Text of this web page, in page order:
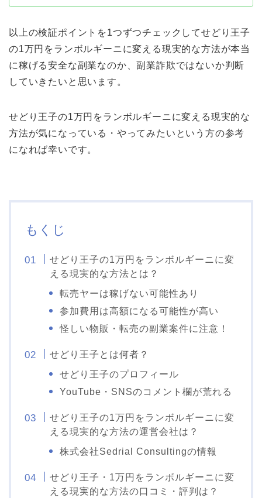
以上の検証ポイントを1つずつチェックしてせどり王子
の1万円をランボルギーニに変える現実的な方法が本当
に稼げる安全な副業なのか、副業詐欺ではないか判断
していきたいと思います。
せどり王子の1万円をランボルギーニに変える現実的な
方法が気になっている・やってみたいという方の参考
になれば幸いです。
もくじ
せどり王子の1万円をランボルギーニに変
える現実的な方法とは？
転売ヤーは稼げない可能性あり
参加費用は高額になる可能性が高い
怪しい物販・転売の副業案件に注意！
せどり王子とは何者？
せどり王子のプロフィール
YouTube・SNSのコメント欄が荒れる
せどり王子の1万円をランボルギーニに変
える現実的な方法の運営会社は？
株式会社Sedrial Consultingの情報
せどり王子・1万円をランボルギーニに変
える現実的な方法の口コミ・評判は？